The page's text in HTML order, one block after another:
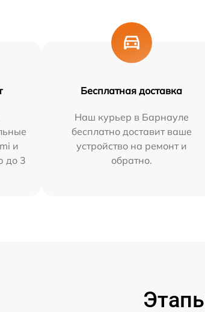
и
до 3
Бесплатная доставка
Наш курьер в Барнауле
бесплатно доставит ваше
устройство на ремонт и
обратно.